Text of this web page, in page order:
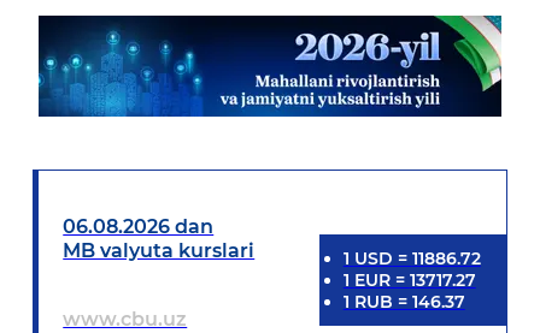
06.08.2026 dan
MB valyuta kurslari
www.cbu.uz
1 USD = 11886.72
1 EUR= 13717.27
1 RUB = 146.37